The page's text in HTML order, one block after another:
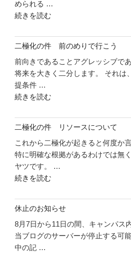
められる …
"二
化
の
件
自
信
を
っ
て
い
こ
う"
の
続きを読む
二極化の件 前のめりで行こう
前向きであることアグレッシブで
将来を大きく二分します。 それは
提条件 …
"二
化
の
件
前
の
め
で
行
こ
う"
の
続きを読む
二極化の件 リソースについて
これから二極化が起きると何度か
特に明確な根拠があるわけでは無
ヤツです。 …
"二
化
の
件
リ
ソ
続きを読む
休止のお知らせ
8月7日から11日の間、キャンパス
当ブログのサーバーが停止する可
中の記 …